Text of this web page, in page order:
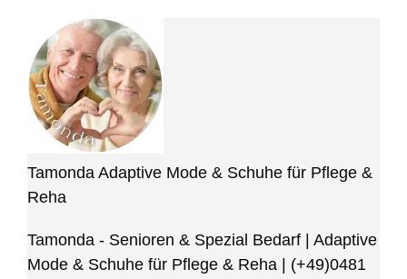
Tamonda Adaptive Mode & Schuhe für Pflege &
Reha
Tamonda - Senioren & Spezial Bedarf | Adaptive
Mode & Schuhe für Pflege & Reha
(+49)0481